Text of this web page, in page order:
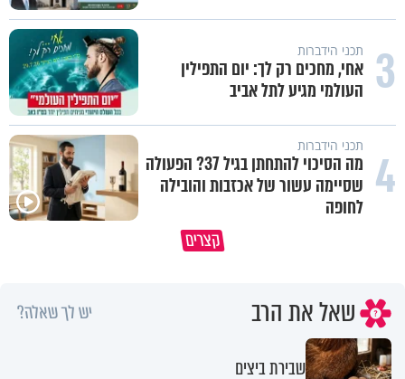
3 תכני הידברות
אחי, מחכים רק לך: יום התפילין
העולמי מגיע לתל אביב
4 תכני הידברות
מה הסיכוי להתחתן בגיל 37? הפעולה
שסיימה עשור של אכזבות והובילה
לחופה
קצרים
תעצרו לפני שאתם מוציאים דיבה על
שאל את הרב יש לך שאלה?
שבירת ביצים